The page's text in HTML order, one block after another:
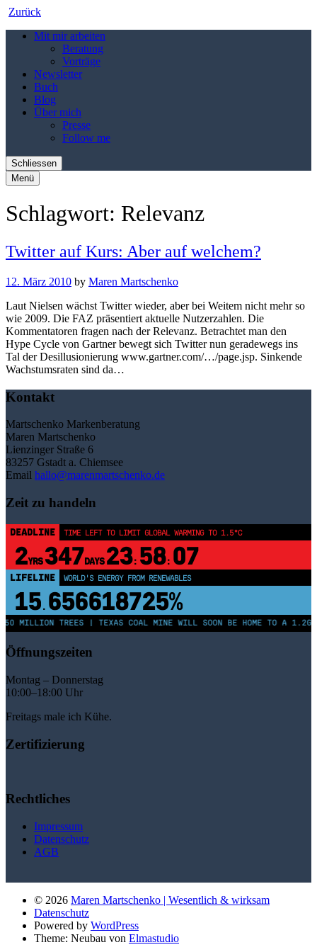
Zurück
Mit mir arbeiten
Beratung
Vorträge
Newsletter
Buch
Blog
Über mich
Presse
Follow me
Schliessen
Menü
Schlagwort: Relevanz
Twitter auf Kurs: Aber auf welchem?
12. März 2010 by Maren Martschenko
Laut Nielsen wächst Twitter wieder, aber bei Weitem nicht mehr so
wie 2009. Die FAZ präsentiert aktuelle Nutzerzahlen. Die
Kommentatoren fragen nach der Relevanz. Betrachtet man den
Hype Cycle von Gartner bewegt sich Twitter nun geradewegs ins
Tal der Desillusionierung www.gartner.com/…/page.jsp. Sinkende
Wachstumsraten sind da…
Kontakt
Martschenko Markenberatung
Maren Martschenko
Lienzinger Straße 6
83257 Gstadt a. Chiemsee
Email hallo@marenmartschenko.de
Zeit zu handeln
DEADLINE TIME LEFT TO LIMIT GLOBAL WARMING TO 1.5°C
2YRS347DAYS 23: 58: 07
LIFELINE WORLD'S ENERGY FROM RENEWABLES
15. 656618730%
MILLION TREES | TEXAS COAL MINE WILL SOON BE HOME TO A
Öffnungszeiten
Montag – Donnerstag
10:00–18:00 Uhr
Freitags male ich Kühe.
Zertifizierung
Rechtliches
Impressum
Datenschutz
AGB
© 2026 Maren Martschenko | Wesentlich & wirksam
Datenschutz
Powered by WordPress
Theme: Neubau von Elmastudio